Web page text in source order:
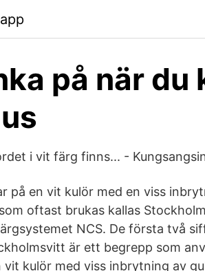
på när du
i vit färg finns... -
på en vit kulör med en viss
oftast brukas kallas
NCS. De första två
är ett begrepp som
vit kulör med viss inbrytning av